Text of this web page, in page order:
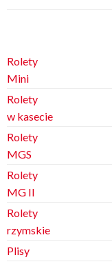
Rolety
Mini
Rolety
w kasecie
Rolety
MGS
Rolety
MG II
Rolety
rzymskie
Plisy